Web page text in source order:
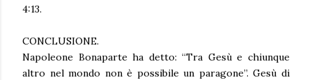
4:13.
CONCLUSIONE.
Napoleone Bonaparte ha detto: “Tra Gesù e chiunque
altro nel mondo non è possibile un paragone”. Gesù di